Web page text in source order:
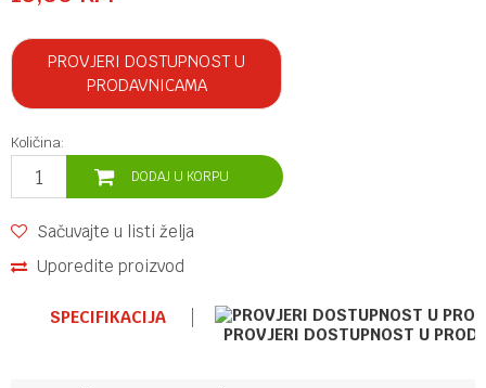
PROVJERI DOSTUPNOST U
PRODAVNICAMA
Količina:
DODAJ U KORPU
Sačuvajte u listi želja
Uporedite proizvod
SPECIFIKACIJA
PROVJERI DOSTUPNOST U